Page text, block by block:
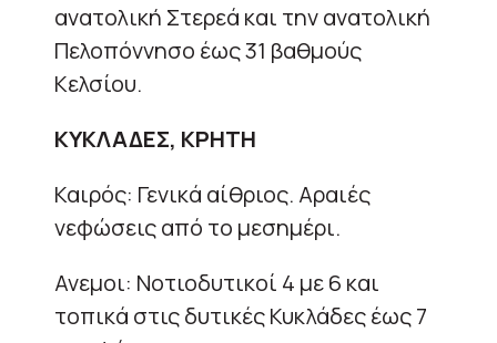
ανατολική Στερεά και την ανατολική
Πελοπόννησο έως 31 βαθμούς
Κελσίου.
ΚΥΚΛΑΔΕΣ, ΚΡΗΤΗ
Καιρός: Γενικά αίθριος. Αραιές
νεφώσεις από το μεσημέρι.
Ανεμοι: Νοτιοδυτικοί 4 με 6 και
τοπικά στις δυτικές Κυκλάδες έως 7